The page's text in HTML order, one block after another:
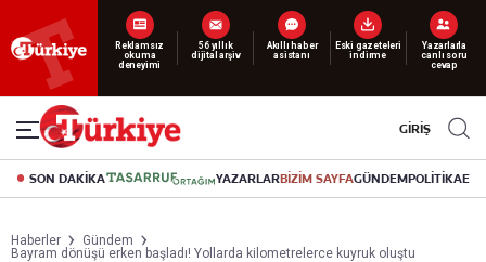
Yeni nesil dijital
abonelik 19 TL’den başlayan fiyatlarla.
GİRİŞ
SON DAKİKA YAZARLARBİZİM SAYFAGÜNDEMPOLİTİKA
Haberler
Gündem
Bayram dönüşü erken başladı! Yollarda kilometrelerce kuyruk oluştu